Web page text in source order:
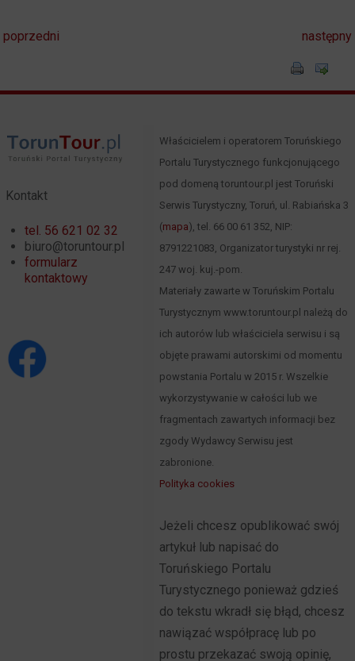
poprzedni następny
Kontakt
tel. 56 621 02 32
biuro@toruntour.pl
formularz
kontaktowy
Właścicielem i operatorem Toruńskiego
Portalu Turystycznego funkcjonującego
pod domeną toruntour.pl jest Toruński
Serwis Turystyczny, Toruń, ul. Rabiańska 3
(mapa), tel. 66 00 61 352, NIP:
8791221083, Organizator turystyki nr rej.
247 woj. kuj.-pom.
Materiały zawarte w Toruńskim Portalu
Turystycznym www.toruntour.pl należą do
ich autorów lub właściciela serwisu i są
objęte prawami autorskimi od momentu
powstania Portalu w 2015 r. Wszelkie
wykorzystywanie w całości lub we
fragmentach zawartych informacji bez
zgody Wydawcy Serwisu jest
zabronione.
Polityka cookies
Jeżeli chcesz opublikować swój
artykuł lub napisać do
Toruńskiego Portalu
Turystycznego ponieważ gdzieś
do tekstu wkradł się błąd, chcesz
nawiązać współpracę lub po
prostu przekazać swoją opinię,